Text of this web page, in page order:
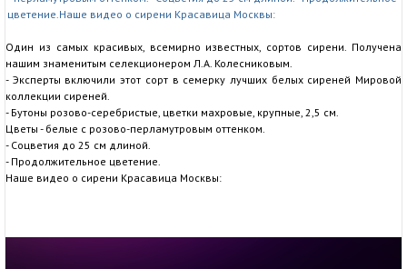
Один из самых красивых, всемирно известных, сортов сирени. Получена
нашим знаменитым селекционером Л.А. Колесниковым.
- Эксперты включили этот сорт в семерку лучших белых сиреней Мировой
коллекции сиреней.
- Бутоны розово-серебристые, цветки махровые, крупные, 2,5 см.
Цветы - белые с розово-перламутровым оттенком.
- Соцветия до 25 см длиной.
- Продолжительное цветение.
Наше видео о сирени Красавица Москвы: